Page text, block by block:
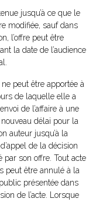
jusqu’à ce que le
modifiée, sauf dans
l’offre peut être
la date de l’audience
peut être apportée à
de laquelle elle a
de l’affaire à une
délai pour la
auteur jusqu’à la
de la décision
son offre. Tout acte
peut être annulé à la
présentée dans
de l’acte. Lorsque